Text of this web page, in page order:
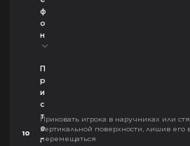
ф
о
н
10
П
р
и
с
т
е
г
Приковать игрока в наручниках или
вертикальной поверхности, лишив его
перемещаться